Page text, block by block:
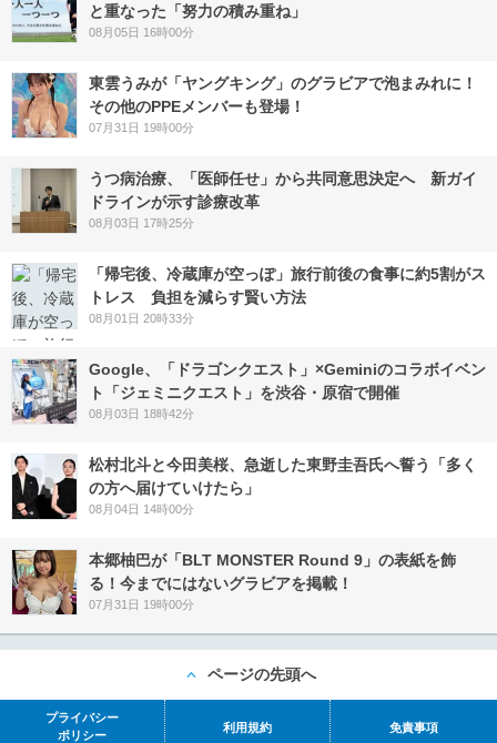
と重なった「努力の積み重ね」
08月05日 16時00分
東雲うみが「ヤングキング」のグラビアで泡まみれに！
その他のPPEメンバーも登場！
07月31日 19時00分
うつ病治療、「医師任せ」から共同意思決定へ 新ガイ
ドラインが示す診療改革
08月03日 17時25分
「帰宅後、冷蔵庫が空っぽ」旅行前後の食事に約5割がス
トレス 負担を減らす賢い方法
08月01日 20時33分
Google、「ドラゴンクエスト」×Geminiのコラボイベン
ト「ジェミニクエスト」を渋谷・原宿で開催
08月03日 18時42分
松村北斗と今田美桜、急逝した東野圭吾氏へ誓う「多く
の方へ届けていけたら」
08月04日 14時00分
本郷柚巴が「BLT MONSTER Round 9」の表紙を飾
る！今までにはないグラビアを掲載！
07月31日 19時00分
ページの先頭へ
プライバシー
ポリシー
利用規約 免責事項